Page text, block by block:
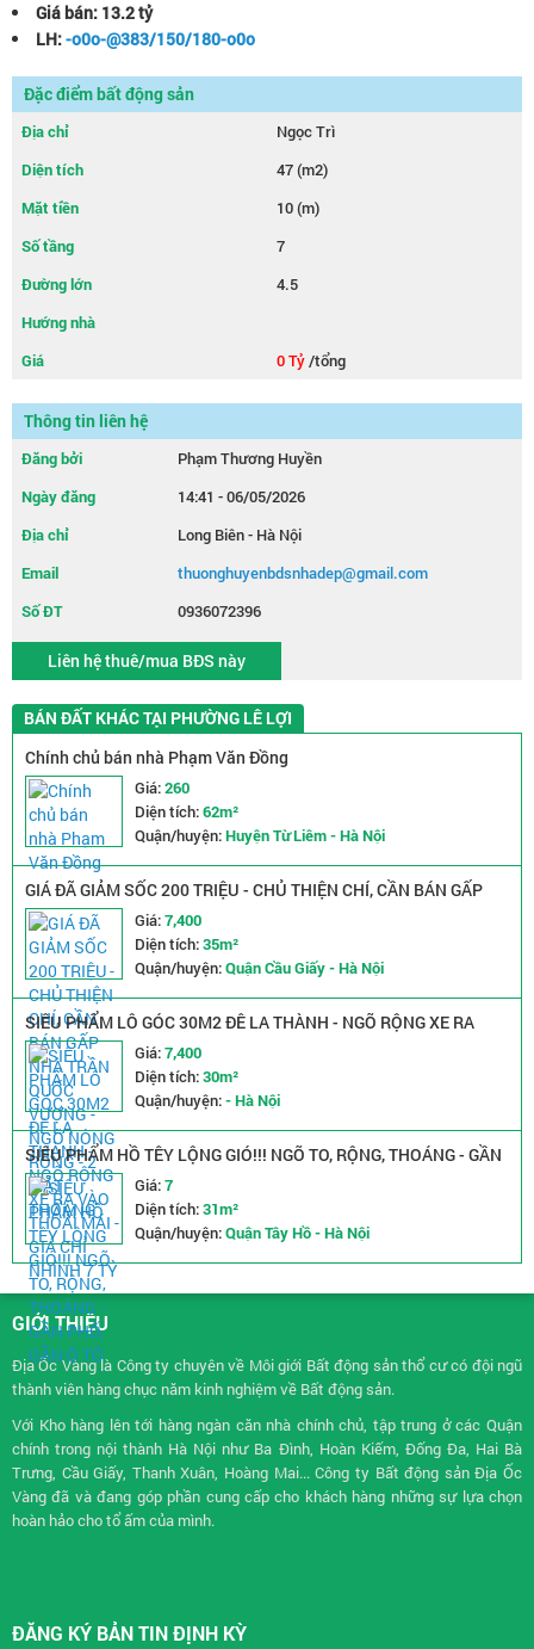
Giá bán: 13.2 tỷ
LH:-o0o-@383/150/180-o0o
Đặc điểm bất động sản
Địa chỉ
Ngọc Trì
Diện tích
47 (m2)
Mặt tiền
10 (m)
Số tầng
7
Đường lớn
4.5
Hướng nhà
Giá
0 Tỷ/tổng
Thông tin liên hệ
Đăng bởi
Phạm Thương Huyền
Ngày đăng
14:41 - 06/05/2026
Địa chỉ
Long Biên - Hà Nội
Email
thuonghuyenbdsnhadep@gmail.com
Số ĐT
0936072396
Liên hệ thuê/mua BĐS này
BÁN ĐẤT KHÁC TẠI PHƯỜNG LÊ LỢI
Chính chủ bán nhà Phạm Văn Đồng
Giá:260
Diện tích:62m²
Quận/huyện:Huyện Từ Liêm - Hà Nội
GIÁ ĐÃ GIẢM SỐC 200 TRIỆU - CHỦ THIỆN CHÍ, CẦN BÁN GẤP
NHÀ TRẦN QUỐC VƯỢNG - NGÕ NÔNG RỘNG - 2 MẶT THOÁNG
Giá:7,400
Diện tích:35m²
Quận/huyện:Quận Cầu Giấy - Hà Nội
SIÊU PHẨM LÔ GÓC 30M2 ĐÊ LA THÀNH - NGÕ RỘNG XE RA
VÀO THOẢI MÁI - GIÁ CHỈ NHỈNH 7 TỶ
Giá:7,400
Diện tích:30m²
Quận/huyện:- Hà Nội
SIÊU PHẨM HỒ TÊY LỘNG GIÓ!!! NGÕ TO, RỘNG, THOÁNG - GẦN
PHỐ, GẦN Ô TÔGiá:7
Diện tích:31m²
Quận/huyện:Quận Tây Hồ - Hà Nội
GIỚI THIỆU
Địa Ốc Vàng là Công ty chuyên về Môi giới Bất động sảnthổ cư có đội ngũ
thành viên hàng chục năm kinh nghiệm về Bất động sản.
Với Kho hàng lên tới hàng ngàn căn nhà chính chủ, tập trung ở các Quận
chính trong nội thành Hà Nội như Ba Đình, Hoàn Kiếm, Đống Đa, Hai Bà
Trưng, Cầu Giấy, Thanh Xuân, Hoàng Mai... Công ty Bất động sản Địa Ốc
Vàng đã và đang góp phần cung cấp cho khách hàng những sự lựa chọn
hoàn hảo cho tổ ấm của mình.
ĐĂNG KÝ BẢN TIN ĐỊNH KỲ